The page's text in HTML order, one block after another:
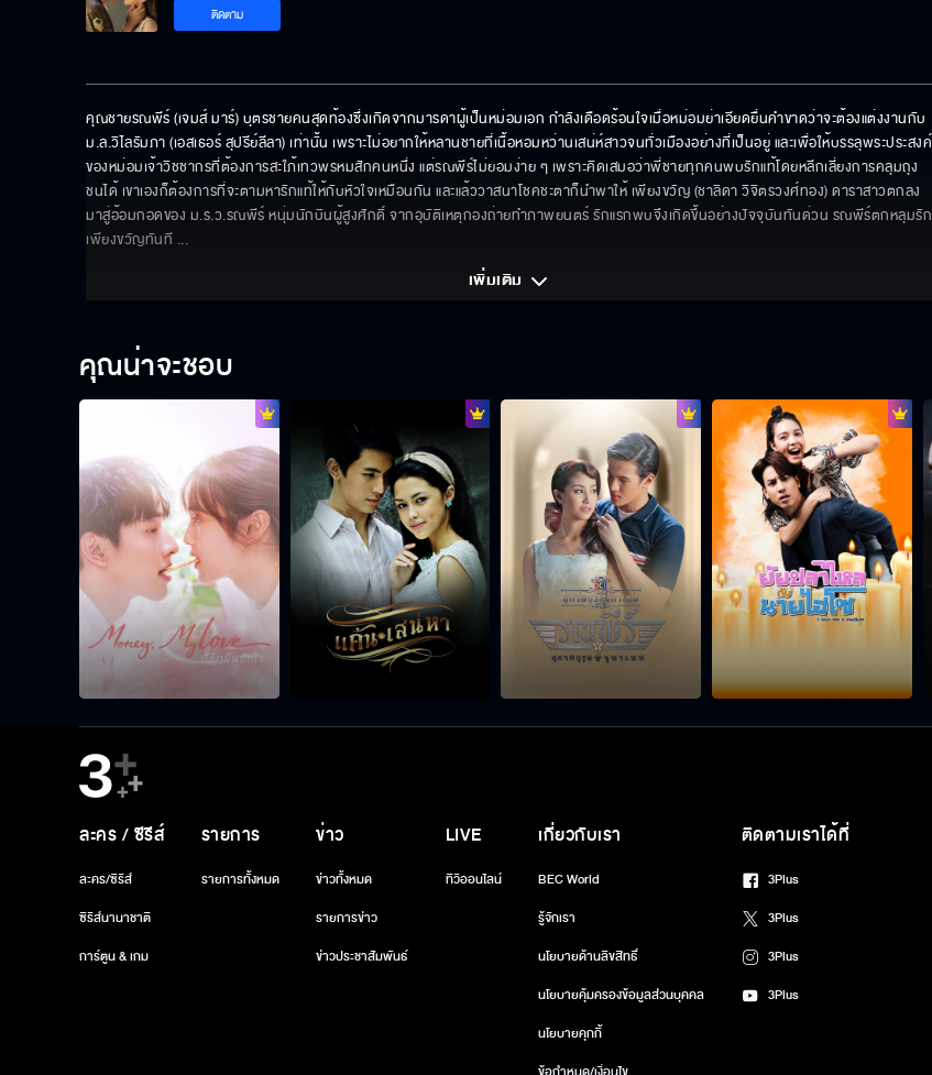
ติดตาม
คุณชายรณพีร์ (เจมส์ มาร์) บุตรชายคนสุดท้องซึ่งเกิดจากมารดาผู้เป็นหม่อมเอก กำลังเดือดร้อนใจเมื่อหม่อมย่าเอียดยื่นคำขาดว่าจะต้องแต่งงานกับ
ม.ล.วิไลรัมภา (เอสเธอร์ สุปรีย์ลีลา) เท่านั้น เพราะไม่อยากให้หลานชายที่เนื้อหอมหว่านเสน่ห์สาวจนทั่วเมืองอย่างที่เป็นอยู่ และเพื่อให้บรรลุพระประสงค์
ของหม่อมเจ้าวิชชากรที่ต้องการสะใภ้เทวพรหมสักคนหนึ่ง แต่รณพีร์ไม่ยอมง่าย ๆ เพราะคิดเสมอว่าพี่ชายทุกคนพบรักแท้โดยหลีกเลี่ยงการคลุมถุง
ชนได้ เขาเองก็ต้องการที่จะตามหารักแท้ให้กับหัวใจเหมือนกัน และแล้ววาสนาโชคชะตาก็นำพาให้ เพียงขวัญ (ชาลิดา วิจิตรวงศ์ทอง) ดาราสาวตกลง
มาสู่อ้อมกอดของ ม.ร.ว.รณพีร์ หนุ่มนักบินผู้สูงศักดิ์ จากอุบัติเหตุกองถ่ายทำภาพยนตร์ รักแรกพบจึงเกิดขึ้นอย่างปัจจุบันทันด่วน รณพีร์ตกหลุมรัก
เพียงขวัญทันที ...
เพิ่มเติม
คุณน่าจะชอบ
ละคร / ซีรีส์
ละคร/ซีรีส์
ซีรีส์นานาชาติ
การ์ตูน & เกม
รายการ
รายการทั้งหมด
ข่าว
ข่าวทั้งหมด
รายการข่าว
ข่าวประชาสัมพันธ์
LIVE
ทีวีออนไลน์
เกี่ยวกับเรา
BEC World
รู้จักเรา
นโยบายด้านลิขสิทธิ์
นโยบายคุ้มครองข้อมูลส่วนบุคคล
นโยบายคุกกี้
ติดตามเราได้ที่
3Plus
3Plus
3Plus
3Plus